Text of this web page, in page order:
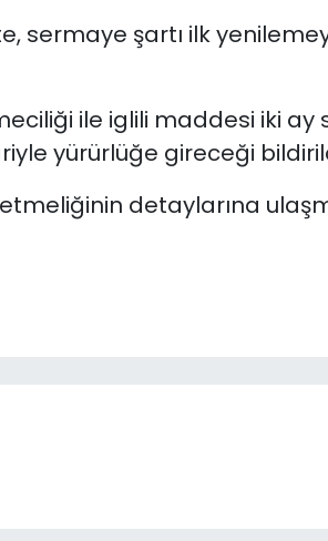
sermaye şartı ilk
ile iglili maddesi iki ay
yürürlüğe gireceği
detaylarına